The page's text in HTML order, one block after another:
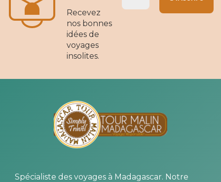
Recevez
nos bonnes
idées de
voyages
insolites.
Spécialiste des voyages à Madagascar. Notre